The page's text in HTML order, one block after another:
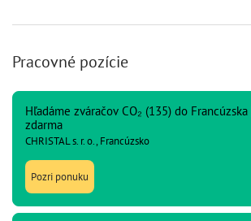
Pracovné pozície
Hľadáme zváračov CO₂ (135) do
zdarma
CHRISTAL s. r. o., Francúzsko
Pozri ponuku